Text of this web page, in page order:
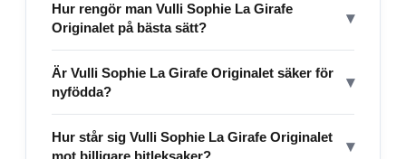
Hur rengör man Vulli Sophie La Girafe
Originalet på bästa sätt?
▾
Är Vulli Sophie La Girafe Originalet säker för
nyfödda?
▾
Hur står sig Vulli Sophie La Girafe Originalet
▾